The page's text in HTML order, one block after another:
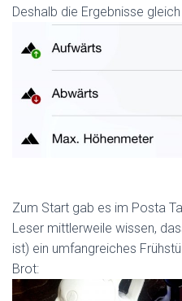
Deshalb die Ergebnisse
Zum Start gab es im Posta
Leser mittlerweile wissen,
ist) ein umfangreiches
Brot: